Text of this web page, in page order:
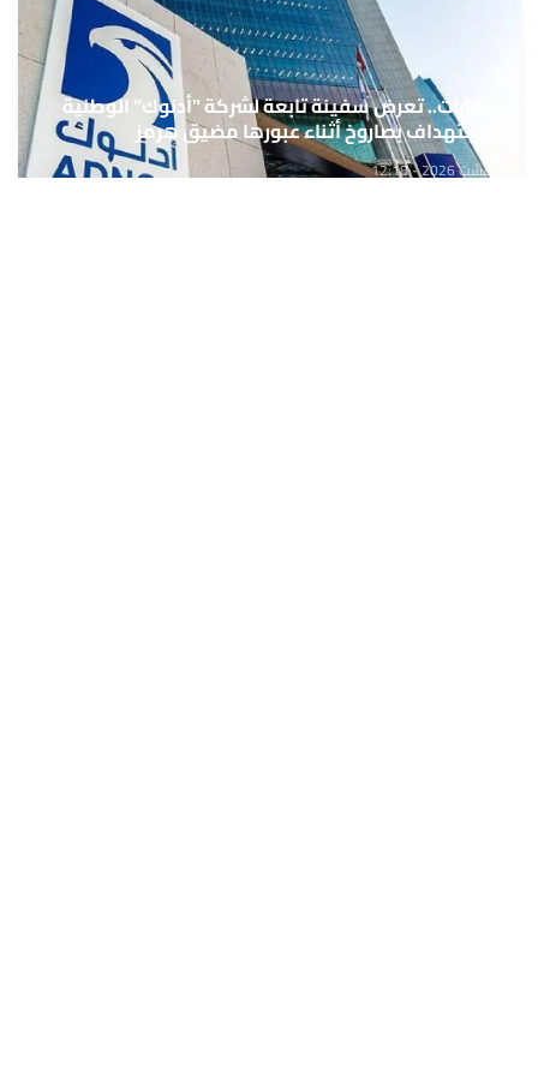
الإمارات.. تعرض سفينة تابعة لشركة "أدنوك" الوطنية
للاستهداف بصاروخ أثناء عبورها مضيق هرمز